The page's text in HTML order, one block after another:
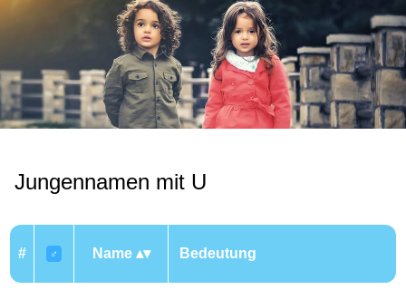
Jungennamen mit U
# ♂ Name Bedeutung